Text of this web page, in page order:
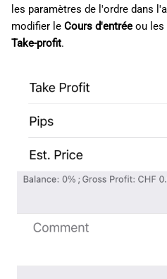
les paramètres de l'ordre dans
modifier le Cours d'entrée ou les
Take-profit.